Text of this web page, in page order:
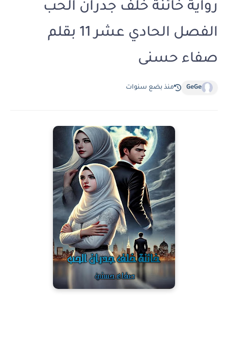
رواية خائنة خلف جدران الحب
الفصل الحادي عشر 11 بقلم
صفاء حسنى
GeGe منذ بضع سنوات